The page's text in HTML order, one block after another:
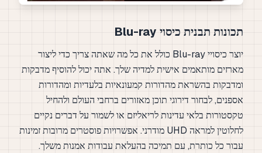
תכונות תבנית כיסוי Blu-ray
יוצר כיסויי Blu-ray כולל את כל מה שאתה צריך כדי ליצור
מארזים מותאמים אישית למדיה שלך. אתה יכול להוסיף מדבקות
ומדבקות בהשראת מהדורות קמעונאיות בלעדיות ומהדורות
אספנים, לבחור דירוגי תוכן מאזורים ברחבי העולם ולהחיל
טקסטורות בלאי עדינות לריאליזם או לשמור על דברים נקיים
לחלוטין למראה UHD מודרני. אפשרויות פוסטרים מרובות זמינות
עבור כל כותרת, עם תמיכה בהעלאת עבודות אמנות משלך.